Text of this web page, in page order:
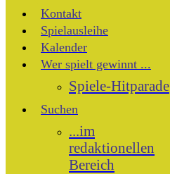
Kontakt
Spielausleihe
Kalender
Wer spielt gewinnt ...
Spiele-Hitparade
Suchen
...im
redaktionellen
Bereich